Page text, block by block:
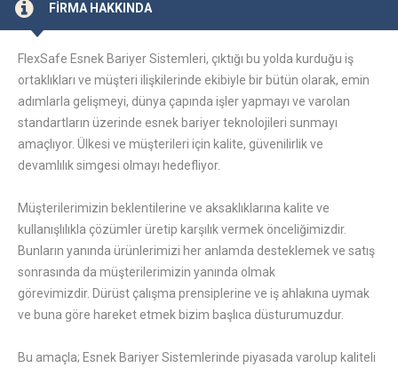
FİRMA HAKKINDA
FlexSafe Esnek Bariyer Sistemleri, çıktığı bu yolda kurduğu iş
ortaklıkları ve müşteri ilişkilerinde ekibiyle bir bütün olarak, emin
adımlarla gelişmeyi, dünya çapında işler yapmayı ve varolan
standartların üzerinde esnek bariyer teknolojileri sunmayı
amaçlıyor. Ülkesi ve müşterileri için kalite, güvenilirlik ve
devamlılık simgesi olmayı hedefliyor.
Müşterilerimizin beklentilerine ve aksaklıklarına kalite ve
kullanışlılıkla çözümler üretip karşılık vermek önceliğimizdir.
Bunların yanında ürünlerimizi her anlamda desteklemek ve satış
sonrasında da müşterilerimizin yanında olmak
görevimizdir. Dürüst çalışma prensiplerine ve iş ahlakına uymak
ve buna göre hareket etmek bizim başlıca düsturumuzdur.
Bu amaçla; Esnek Bariyer Sistemlerinde piyasada varolup kaliteli